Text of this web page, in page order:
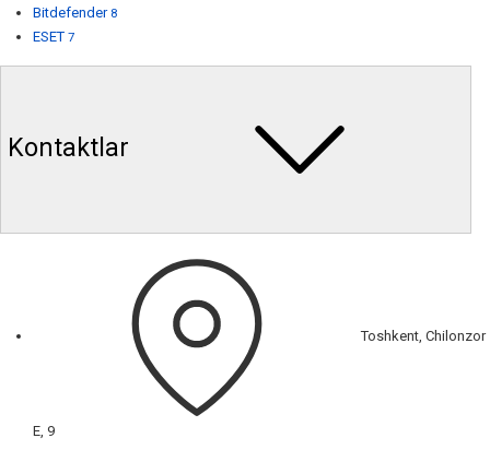
Bitdefender 8
ESET 7
Kontaktlar
Toshkent, Chilonzor
E, 9